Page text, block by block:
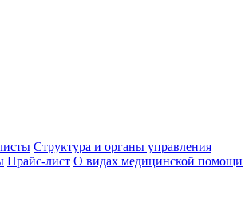
Структура и органы управления
Прайс-лист О видах медицинской помощи